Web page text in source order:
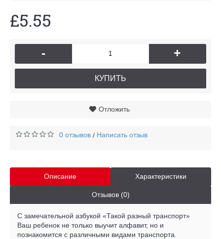
£5.55
- +
КУПИТЬ
Отложить
0 отзывов / Написать отзыв
Описание Характеристики
Отзывов (0)
С замечательной азбукой «Такой разный транспорт»
Ваш ребенок не только выучит алфавит, но и
познакомится с различными видами транспорта.